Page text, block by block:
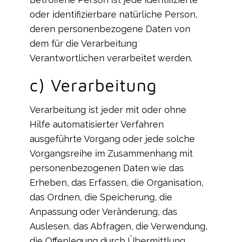
oder identifizierbare natürliche Person,
deren personenbezogene Daten von
dem für die Verarbeitung
Verantwortlichen verarbeitet werden.
c) Verarbeitung
Verarbeitung ist jeder mit oder ohne
Hilfe automatisierter Verfahren
ausgeführte Vorgang oder jede solche
Vorgangsreihe im Zusammenhang mit
personenbezogenen Daten wie das
Erheben, das Erfassen, die Organisation,
das Ordnen, die Speicherung, die
Anpassung oder Veränderung, das
Auslesen, das Abfragen, die Verwendung,